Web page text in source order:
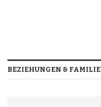
BEZIEHUNGEN & FAMILIE